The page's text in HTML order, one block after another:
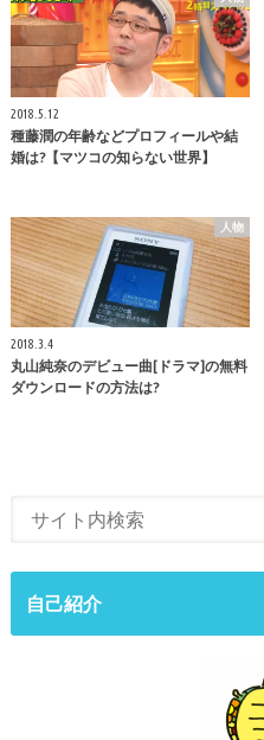
2018.5.12
種藤潤の年齢などプロフィールや結
婚は?【マツコの知らない世界】
人物
2018.3.4
丸山純奈のデビュー曲[ドラマ]の無料
ダウンロードの方法は?
自己紹介